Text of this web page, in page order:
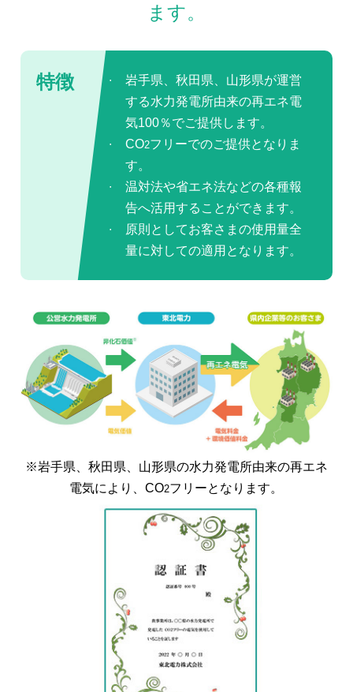
ます。
特徴
岩手県、秋田県、山形県が運営
する水力発電所由来の再エネ電
気100％でご提供します。
CO2フリーでのご提供となりま
す。
温対法や省エネ法などの各種報
告へ活用することができます。
原則としてお客さまの使用量全
量に対しての適用となります。
※岩手県、秋田県、山形県の水力発電所由来の再エネ
電気により、CO2フリーとなります。